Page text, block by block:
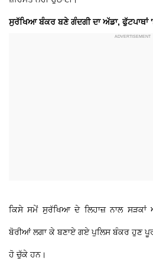
ਸੁਰੱਖਿਆ ਬੰਕਰ ਬਣੇ ਗੰਦਗੀ ਦਾ ਅੱਡਾ, ਫੁੱਟਪਾਥਾਂ
ਕਿਸੇ ਸਮੇਂ ਸੁਰੱਖਿਆ ਦੇ ਲਿਹਾਜ਼ ਨਾਲ ਸੜਕਾਂ
ਬੋਰੀਆਂ ਲਗਾ ਕੇ ਬਣਾਏ ਗਏ ਪੁਲਿਸ ਬੰਕਰ ਹੁਣ
ਹੋ ਚੁੱਕੇ ਹਨ।